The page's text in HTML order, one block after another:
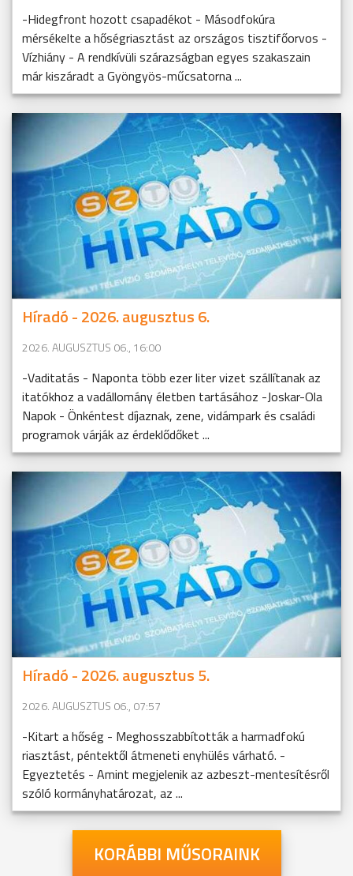
-Hidegfront hozott csapadékot - Másodfokúra
mérsékelte a hőségriasztást az országos tisztifőorvos -
Vízhiány - A rendkívüli szárazságban egyes szakaszain
már kiszáradt a Gyöngyös-műcsatorna ...
Híradó - 2026. augusztus 6.
2026. AUGUSZTUS 06., 16:00
-Vaditatás - Naponta több ezer liter vizet szállítanak az
itatókhoz a vadállomány életben tartásához -Joskar-Ola
Napok - Önkéntest díjaznak, zene, vidámpark és családi
programok várják az érdeklődőket ...
Híradó - 2026. augusztus 5.
2026. AUGUSZTUS 06., 07:57
-Kitart a hőség - Meghosszabbították a harmadfokú
riasztást, péntektől átmeneti enyhülés várható. -
Egyeztetés - Amint megjelenik az azbeszt-mentesítésről
szóló kormányhatározat, az ...
KORÁBBI MŰSORAINK